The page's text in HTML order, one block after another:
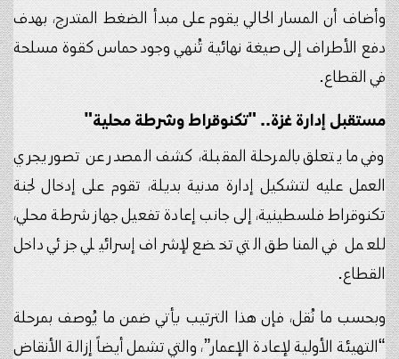
وأضاف أن المسار الحالي يقوم على مبدأ الضغط المتدرج، بهدف
دفع الأطراف إلى صيغة نهائية تُنهي وجود حماس كقوة مسلحة
في القطاع.
مستقبل إدارة غزة.. "تكنوقراط وشرطة محلية"
وفي ما يتعلق بالمرحلة المقبلة، كشف المصدر عن تصور يجري
العمل عليه لتشكيل إدارة مدنية بديلة، تقوم على إدخال لجنة
تكنوقراط فلسطينية، إلى جانب إعادة تفعيل جهاز شرطة محلي،
للعمل في المناطق التي تخضع لإشراف إسرائيلي جزئي داخل
القطاع.
وبحسب ما نُقل، فإن هذا الترتيب يأتي ضمن ما يُوصف بمرحلة
“التهيئة الأولية لإعادة الإعمار”، والتي تشمل أيضاً إزالة الأنقاض